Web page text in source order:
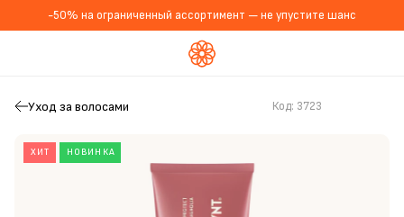
-50% на ограниченный ассортимент — не упустите шанс
Уход за волосами
ХИТ НОВИНКА
Код: 3723